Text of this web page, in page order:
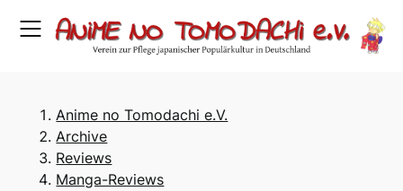
Anime no Tomodachi e.V.
Archive
Reviews
Manga-Reviews